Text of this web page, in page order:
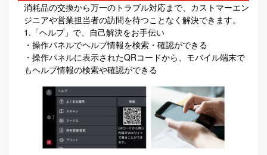
消耗品の交換から万一のトラブル対応まで、カストマーエン
ジニアや営業担当者の訪問を待つことなく解決できます。
1.「ヘルプ」で、自己解決をお手伝い
・操作パネルでヘルプ情報を検索・確認ができる
・操作パネルに表示されたQRコードから、モバイル端末で
もヘルプ情報の検索や確認ができる